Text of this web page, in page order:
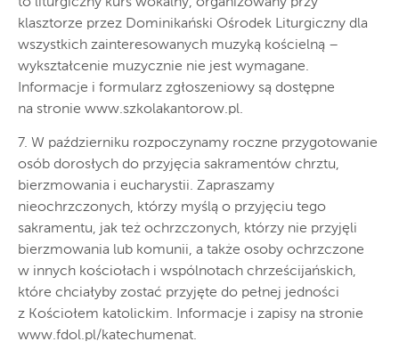
klasztorze przez Dominikański Ośrodek Liturgiczny dla
wszystkich zainteresowanych muzyką kościelną –
wykształcenie muzycznie nie jest wymagane.
Informacje i formularz zgłoszeniowy są dostępne
na stronie www.szkolakantorow.pl.
7. W październiku rozpoczynamy roczne przygotowanie
osób dorosłych do przyjęcia sakramentów chrztu,
bierzmowania i eucharystii. Zapraszamy
nieochrzczonych, którzy myślą o przyjęciu tego
sakramentu, jak też ochrzczonych, którzy nie przyjęli
bierzmowania lub komunii, a także osoby ochrzczone
w innych kościołach i wspólnotach chrześcijańskich,
które chciałyby zostać przyjęte do pełnej jedności
z Kościołem katolickim. Informacje i zapisy na stronie
www.fdol.pl/katechumenat.